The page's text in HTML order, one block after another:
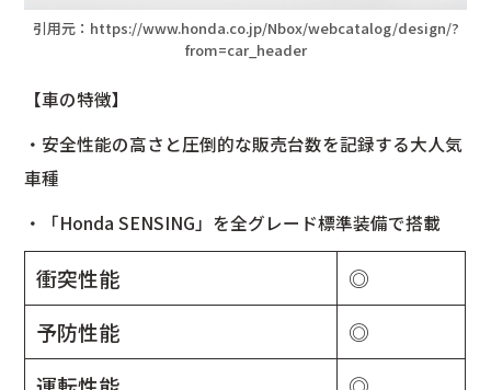
引用元： https://www.honda.co.jp/Nbox/webcatalog/design/?
from=car_header
【車の特徴】
・安全性能の高さと圧倒的な販売台数を記録する大人気
車種
・「Honda SENSING」を全グレード標準装備で搭載
衝突性能
◎
予防性能
◎